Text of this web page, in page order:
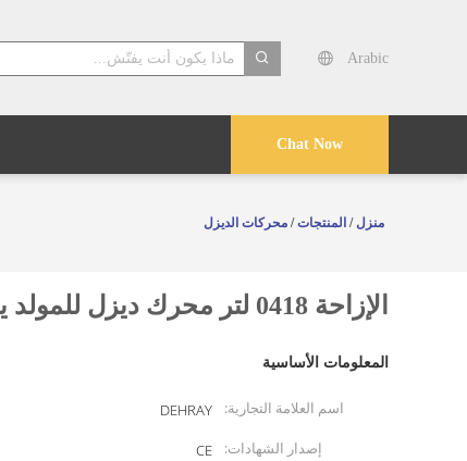
Arabic
Chat Now
منزل / المنتجات/ محركات الديزل
الإزاحة 0418 لتر محرك ديزل للمولد يشتمل على تجويف× شوط 86×72 ملم والأبعاد الكلية 420×440×495 ملم مصمم للأداء
المعلومات الأساسية
اسم العلامة التجارية:
DEHRAY
إصدار الشهادات:
CE